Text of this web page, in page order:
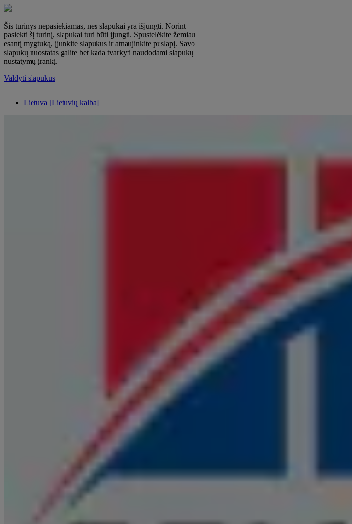
Šis turinys nepasiekiamas, nes slapukai yra išjungti. Norint
pasiekti šį turinį, slapukai turi būti įjungti. Spustelėkite žemiau
esantį mygtuką, įjunkite slapukus ir atnaujinkite puslapį. Savo
slapukų nuostatas galite bet kada tvarkyti naudodami slapukų
nustatymų įrankį.
Valdyti slapukus
Lietuva [Lietuvių kalba]